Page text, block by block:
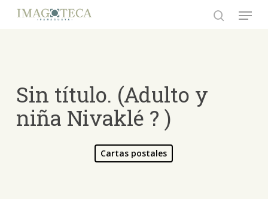
Menu
Sin título. (Adulto y
niña Nivaklé ? )
Cartas postales